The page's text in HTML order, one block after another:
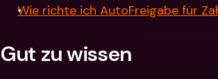
Wie richte ich AutoFreigabe für
Gut zu wissen